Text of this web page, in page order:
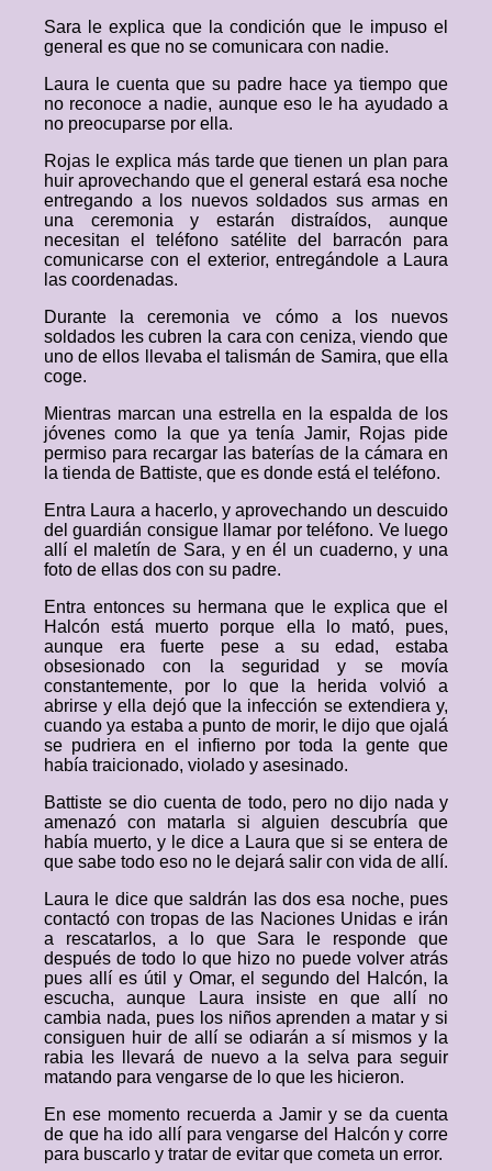
Sara le explica que la condición que le impuso el
general es que no se comunicara con nadie.
Laura le cuenta que su padre hace ya tiempo que
no reconoce a nadie, aunque eso le ha ayudado a
no preocuparse por ella.
Rojas le explica más tarde que tienen un plan para
huir aprovechando que el general estará esa noche
entregando a los nuevos soldados sus armas en
una ceremonia y estarán distraídos, aunque
necesitan el teléfono satélite del barracón para
comunicarse con el exterior, entregándole a Laura
las coordenadas.
Durante la ceremonia ve cómo a los nuevos
soldados les cubren la cara con ceniza, viendo que
uno de ellos llevaba el talismán de Samira, que ella
coge.
Mientras marcan una estrella en la espalda de los
jóvenes como la que ya tenía Jamir, Rojas pide
permiso para recargar las baterías de la cámara en
la tienda de Battiste, que es donde está el teléfono.
Entra Laura a hacerlo, y aprovechando un descuido
del guardián consigue llamar por teléfono. Ve luego
allí el maletín de Sara, y en él un cuaderno, y una
foto de ellas dos con su padre.
Entra entonces su hermana que le explica que el
Halcón está muerto porque ella lo mató, pues,
aunque era fuerte pese a su edad, estaba
obsesionado con la seguridad y se movía
constantemente, por lo que la herida volvió a
abrirse y ella dejó que la infección se extendiera y,
cuando ya estaba a punto de morir, le dijo que ojalá
se pudriera en el infierno por toda la gente que
había traicionado, violado y asesinado.
Battiste se dio cuenta de todo, pero no dijo nada y
amenazó con matarla si alguien descubría que
había muerto, y le dice a Laura que si se entera de
que sabe todo eso no le dejará salir con vida de allí.
Laura le dice que saldrán las dos esa noche, pues
contactó con tropas de las Naciones Unidas e irán
a rescatarlos, a lo que Sara le responde que
después de todo lo que hizo no puede volver atrás
pues allí es útil y Omar, el segundo del Halcón, la
escucha, aunque Laura insiste en que allí no
cambia nada, pues los niños aprenden a matar y si
consiguen huir de allí se odiarán a sí mismos y la
rabia les llevará de nuevo a la selva para seguir
matando para vengarse de lo que les hicieron.
En ese momento recuerda a Jamir y se da cuenta
de que ha ido allí para vengarse del Halcón y corre
para buscarlo y tratar de evitar que cometa un error.